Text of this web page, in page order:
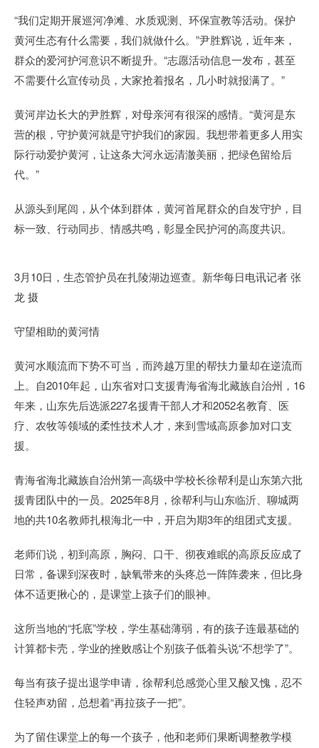
“我们定期开展巡河净滩、水质观测、环保宣教等活动。保护
黄河生态有什么需要，我们就做什么。”尹胜辉说，近年来，
群众的爱河护河意识不断提升。“志愿活动信息一发布，甚至
不需要什么宣传动员，大家抢着报名，几小时就报满了。”
黄河岸边长大的尹胜辉，对母亲河有很深的感情。“黄河是东
营的根，守护黄河就是守护我们的家园。我想带着更多人用实
际行动爱护黄河，让这条大河永远清澈美丽，把绿色留给后
代。”
从源头到尾闾，从个体到群体，黄河首尾群众的自发守护，目
标一致、行动同步、情感共鸣，彰显全民护河的高度共识。
3月10日，生态管护员在扎陵湖边巡查。新华每日电讯记者 张
龙 摄
守望相助的黄河情
黄河水顺流而下势不可当，而跨越万里的帮扶力量却在逆流而
上。自2010年起，山东省对口支援青海省海北藏族自治州，16
年来，山东先后选派227名援青干部人才和2052名教育、医
疗、农牧等领域的柔性技术人才，来到雪域高原参加对口支
援。
青海省海北藏族自治州第一高级中学校长徐帮利是山东第六批
援青团队中的一员。2025年8月，徐帮利与山东临沂、聊城两
地的共10名教师扎根海北一中，开启为期3年的组团式支援。
老师们说，初到高原，胸闷、口干、彻夜难眠的高原反应成了
日常，备课到深夜时，缺氧带来的头疼总一阵阵袭来，但比身
体不适更揪心的，是课堂上孩子们的眼神。
这所当地的“托底”学校，学生基础薄弱，有的孩子连最基础的
计算都卡壳，学业的挫败感让个别孩子低着头说“不想学了”。
每当有孩子提出退学申请，徐帮利总感觉心里又酸又愧，忍不
住轻声劝留，总想着“再拉孩子一把”。
为了留住课堂上的每一个孩子，他和老师们果断调整教学模